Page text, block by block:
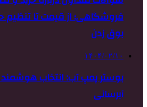
فروشگاهی؛ از قیمت تا
بوق زدن
۱۴۰۴/۰۲/۱۰
بوستر پمپ آب: انتخاب
آبرسانی